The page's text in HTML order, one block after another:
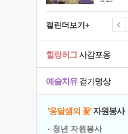
캘린더보기+
예술치유걷기명상
힐링허그사감포옹
'옹달샘의 꽃'자원봉사
· 청년 자원봉사